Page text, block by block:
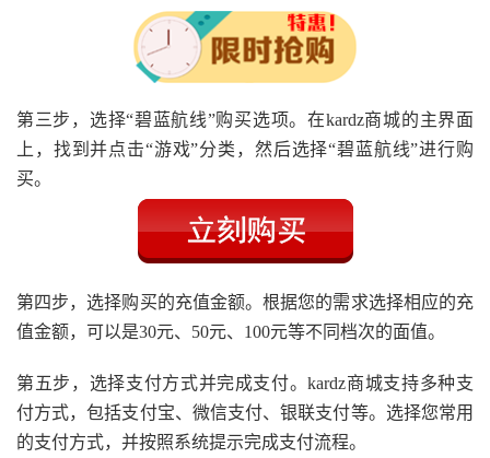
第三步，选择“碧蓝航线”购买选项。在kardz商城的主界面
上，找到并点击“游戏”分类，然后选择“碧蓝航线”进行购
买。
第四步，选择购买的充值金额。根据您的需求选择相应的充
值金额，可以是30元、50元、100元等不同档次的面值。
第五步，选择支付方式并完成支付。kardz商城支持多种支
付方式，包括支付宝、微信支付、银联支付等。选择您常用
的支付方式，并按照系统提示完成支付流程。